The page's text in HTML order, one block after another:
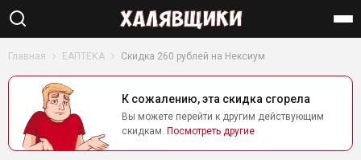
Главная ЕАПТЕКА Скидка 260 рублей на Нексиум
К сожалению, эта скидка сгорела
Вы можете перейти к другим действующим
скидкам. Посмотреть другие